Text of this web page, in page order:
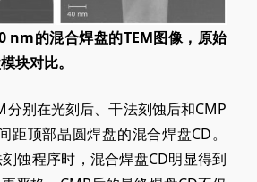
nm的混合焊盘的TEM图像，原始
块对比。
分别在光刻后、干法刻蚀后和CMP
距顶部晶圆焊盘的混合焊盘CD。
蚀程序时，混合焊盘CD明显得到